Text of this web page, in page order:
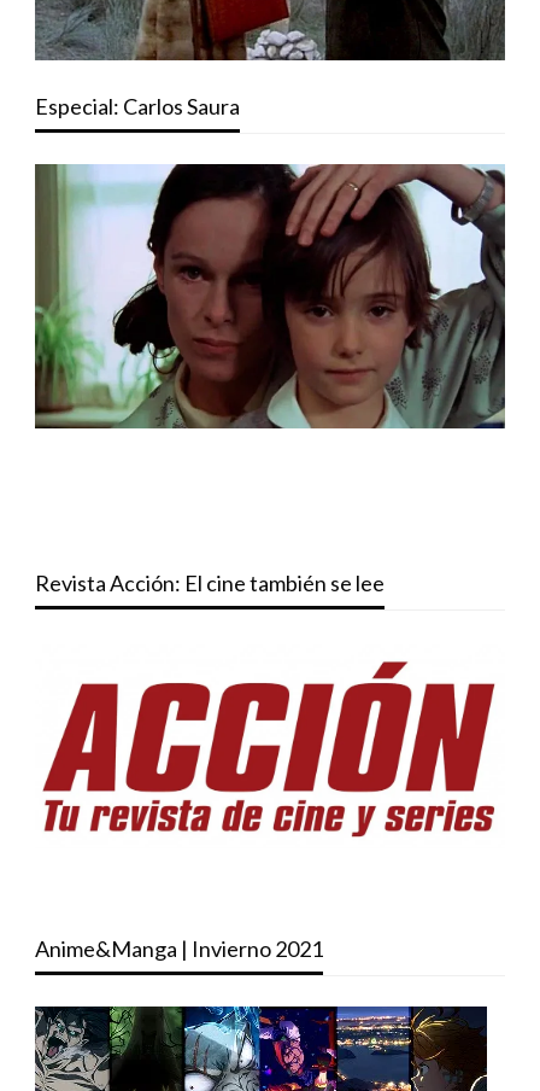
Especial: Carlos Saura
Revista Acción: El cine también se lee
Anime&Manga | Invierno 2021